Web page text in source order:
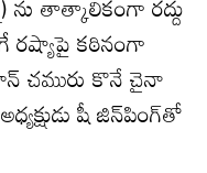
రష్యాపై కఠినంగా
చమురు కొనే చైనా
షీ జిన్‌పింగ్‌తో